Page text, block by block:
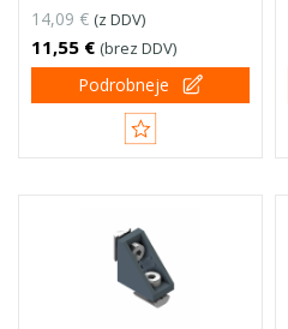
14,09 € (z DDV)
11,55 € (brez DDV)
Podrobneje